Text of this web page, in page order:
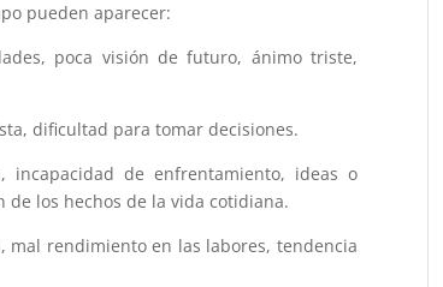
pueden aparecer:
poca visión de futuro, ánimo triste,
dificultad para tomar decisiones.
incapacidad de enfrentamiento, ideas o
los hechos de la vida cotidiana.
mal rendimiento en las labores, tendencia